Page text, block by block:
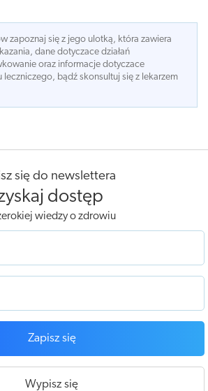
zapoznaj się z jego ulotką, która zawiera
dane dotyczace działań
oraz informacje dotyczace
bądź skonsultuj się z lekarzem
się do newslettera
dostęp
wiedzy o zdrowiu
Zapisz się
Wypisz się